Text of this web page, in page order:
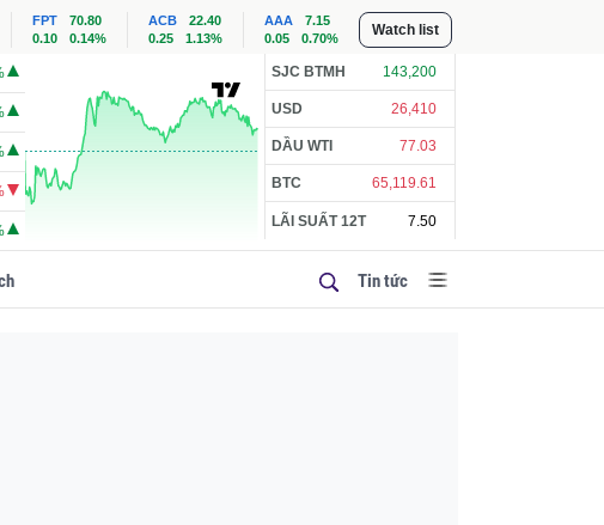
FPT
70.80
0.10
0.14%
ACB
22.40
0.25
1.13%
AAA
7.15
0.05
0.70% Watch list
SJC BTMH 143,200
USD 26,410
DẦU WTI 77.03
BTC 65,119.61
LÃI SUẤT 12T 7.50
Tin tức